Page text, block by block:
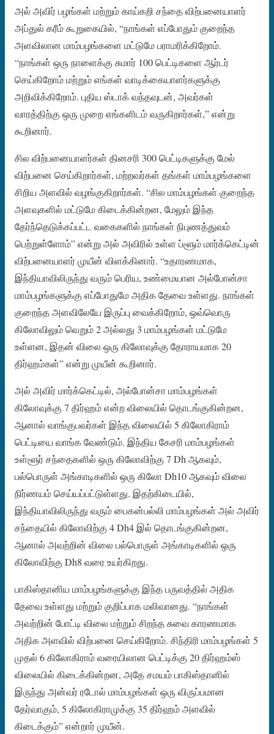
அல் அவிர் பழங்கள் மற்றும் காய்கறி சந்தை விற்பனையாளர்
அப்துல் கரீம் கூறுகையில், “நாங்கள் எப்போதும் குறைந்த
அளவிலான மாம்பழங்களை மட்டுமே பராமரிக்கிறோம்.
“நாங்கள் ஒரு நாளைக்கு சுமார் 100 பெட்டிகளை ஆர்டர்
செய்கிறோம் மற்றும் எங்கள் வாடிக்கையாளர்களுக்கு
அறிவிக்கிறோம். புதிய ஸ்டாக் வந்தவுடன், அவர்கள்
வாரத்திற்கு ஒரு முறை எங்களிடம் வருகிறார்கள்,” என்று
கூறினார்.
சில விற்பனையாளர்கள் தினசரி 300 பெட்டிகளுக்கு மேல்
விற்பனை செய்கிறார்கள், மற்றவர்கள் தங்கள் மாம்பழங்களை
சிறிய அளவில் வழங்குகிறார்கள். “சில மாம்பழங்கள் குறைந்த
அளவுகளில் மட்டுமே கிடைக்கின்றன, மேலும் இந்த
தேர்ந்தெடுக்கப்பட்ட வகைகளில் நாங்கள் நிபுணத்துவம்
பெற்றுள்ளோம்” என்று அல் அவிரில் உள்ள ப்ளூம் மார்க்கெட்டின்
விற்பனையாளர் முயீன் விளக்கினார். “உதாரணமாக,
இந்தியாவிலிருந்து வரும் பெரிய, உண்மையான அல்போன்சா
மாம்பழங்களுக்கு எப்போதுமே அதிக தேவை உள்ளது. நாங்கள்
குறைந்த அளவிலேயே இருப்பு வைக்கிறோம், ஒவ்வொரு
கிலோவிலும் வெறும் 2 அல்லது 3 மாம்பழங்கள் மட்டுமே
உள்ளன, இதன் விலை ஒரு கிலோவுக்கு தோராயமாக 20
திர்ஹம்கள்” என்று முயீன் கூறினார்.
அல் அவிர் மார்க்கெட்டில், அல்போன்சா மாம்பழங்கள்
கிலோவுக்கு 7 திர்ஹம் என்ற விலையில் தொடங்குகின்றன,
ஆனால் வாங்குபவர்கள் இந்த விலையில் 5 கிலோகிராம்
பெட்டியை வாங்க வேண்டும். இந்திய கேசரி மாம்பழங்கள்
உள்ளூர் சந்தைகளில் ஒரு கிலோவிற்கு 7 Dh ஆகவும்,
பல்பொருள் அங்காடிகளில் ஒரு கிலோ Dh10 ஆகவும் விலை
நிர்ணயம் செய்யப்பட்டுள்ளது. இதற்கிடையில்,
இந்தியாவிலிருந்து வரும் பைகன்பல்லி மாம்பழங்கள் அல் அவிர்
சந்தையில் கிலோவிற்கு 4 Dh4 இல் தொடங்குகின்றன,
ஆனால் அவற்றின் விலை பல்பொருள் அங்காடிகளில் ஒரு
கிலோவிற்கு Dh8 வரை உயர்கிறது.
பாகிஸ்தானிய மாம்பழங்களுக்கு இந்த பருவத்தில் அதிக
தேவை உள்ளது மற்றும் குறிப்பாக மலிவானது. “நாங்கள்
அவற்றின் போட்டி விலை மற்றும் சிறந்த சுவை காரணமாக
அதிக அளவில் விற்பனை செய்கிறோம். சிந்திரி மாம்பழங்கள் 5
முதல் 6 கிலோகிராம் வரையிலான பெட்டிக்கு 20 திர்ஹம்ஸ்
விலையில் கிடைக்கின்றன, அதே சமயம் பாகிஸ்தானில்
இருந்து அன்வர் ரடோல் மாம்பழங்கள் ஒரு விருப்பமான
தேர்வாகும், 5 கிலோகிராமுக்கு 35 திர்ஹம் அளவில்
கிடைக்கும்” என்றார் முயீன்.